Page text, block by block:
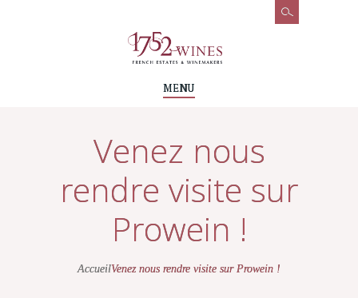
MENU
Venez nous
rendre visite sur
Prowein !
AccueilVenez nous rendre visite sur Prowein !